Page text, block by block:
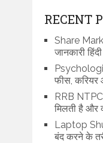
RECENT
Share
जानकारी
फीस, करियर
RRB NTPC
मिलती है और
Laptop
बंद करने के